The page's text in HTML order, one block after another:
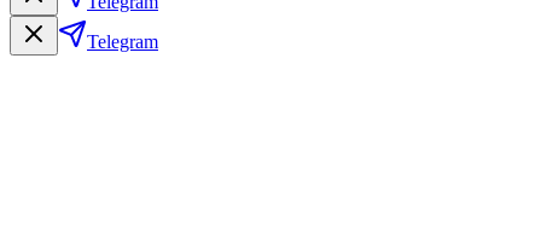
Telegram